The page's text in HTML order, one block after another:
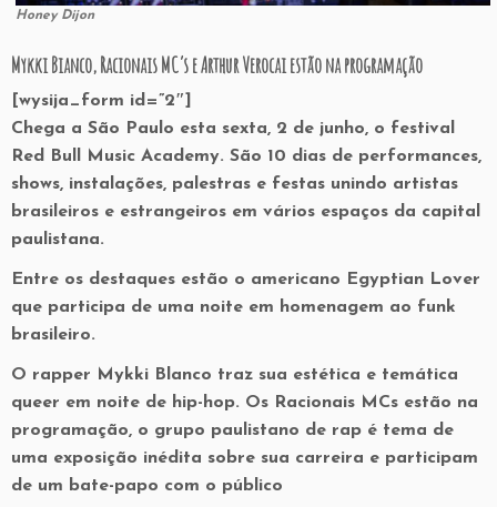
Honey Dijon
Mykki Bianco, Racionais MC’s e Arthur Verocai estão na programação
[wysija_form id=”2″]
Chega a São Paulo esta sexta, 2 de junho, o festival
Red Bull Music Academy. São 10 dias de performances,
shows, instalações, palestras e festas unindo artistas
brasileiros e estrangeiros em vários espaços da capital
paulistana.
Entre os destaques estão o americano Egyptian Lover
que participa de uma noite em homenagem ao funk
brasileiro.
O rapper Mykki Blanco traz sua estética e temática
queer em noite de hip-hop. Os Racionais MCs estão na
programação, o grupo paulistano de rap é tema de
uma exposição inédita sobre sua carreira e participam
de um bate-papo com o público